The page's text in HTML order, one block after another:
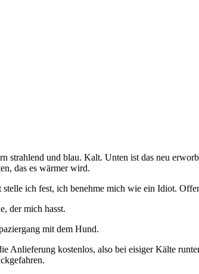
strahlend und blau. Kalt. Unten ist das neu
das es wärmer wird.
ich fest, ich benehme mich wie ein Idiot.
der mich hasst.
mit dem Hund.
Anlieferung kostenlos, also bei eisiger Kälte